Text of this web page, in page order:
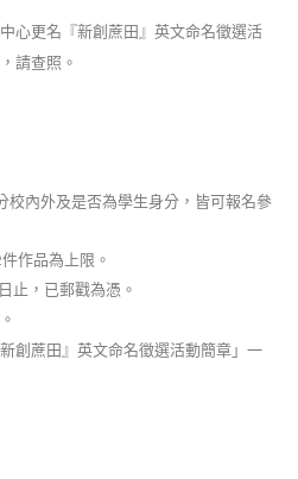
心更名『新創蔗田』英文命名徵選活
請查照。
校內外及是否為學生身分，皆可報名參
件作品為上限。
日止，已郵戳為憑。
創蔗田』英文命名徵選活動簡章」一